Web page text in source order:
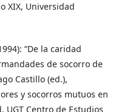
XIX, Universidad
“De la caridad
de socorro de
Castillo (ed.),
y socorros mutuos en
UGT Centro de Estudios